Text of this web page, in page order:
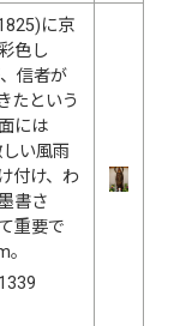
に京
色し
信者が
たという
には
い風雨
付け、わ
書さ
重要で